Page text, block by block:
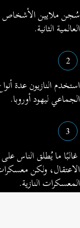
ملايين الأشخاص
الثانية.
2
النازيون عدة
ليهود أوروبا.
3
ما يُطلق الناس
ولكن
النازية.